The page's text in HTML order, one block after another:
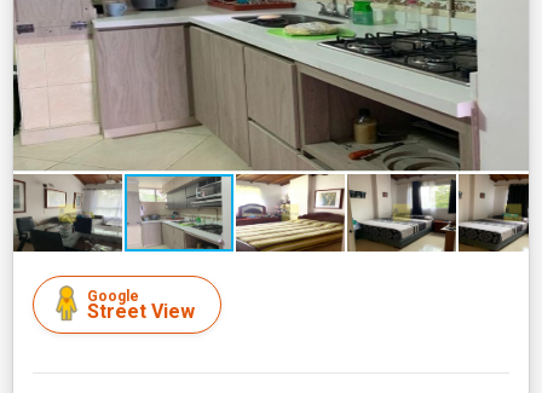
Google
Street View